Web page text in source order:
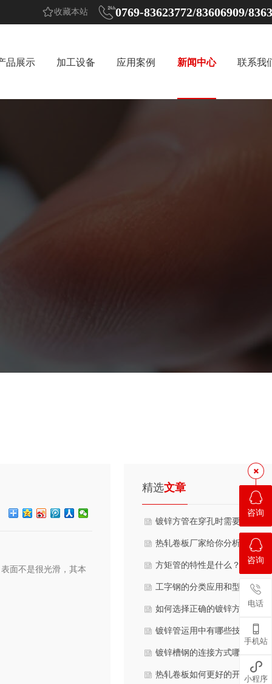
收藏本站 0769-83623772/83606909/
品展示 加工设备 应用案例 新闻中心 联系我
面不是很光滑，其本
精选文章
镀锌方管在穿孔时需要注意的
热轧卷板厂家给你分析热轧卷
本面
方矩管的特性是什么？
工字钢的分类应用和型号含义
如何选择正确的镀锌方管厂家
镀锌管运用中有哪些技术要求
镀锌槽钢的连接方式哪些？
热轧卷板如何更好的开平板？
咨询
咨询
电话

手机站

小程序